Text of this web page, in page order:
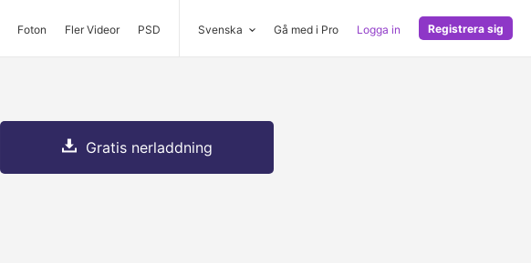
Foton Fler Videor PSD Svenska Gå med i Pro Logga in Registrera sig
Gratis nerladdning